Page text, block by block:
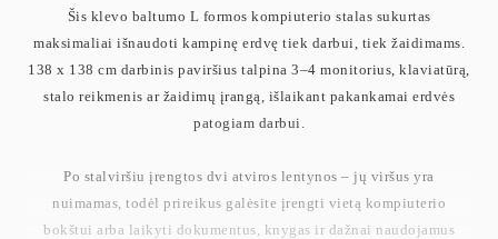
Šis klevo baltumo L formos kompiuterio stalas sukurtas
maksimaliai išnaudoti kampinę erdvę tiek darbui, tiek žaidimams.
138 x 138 cm darbinis paviršius talpina 3–4 monitorius, klaviatūrą,
stalo reikmenis ar žaidimų įrangą, išlaikant pakankamai erdvės
patogiam darbui.
Po stalviršiu įrengtos dvi atviros lentynos – jų viršus yra
nuimamas, todėl prireikus galėsite įrengti vietą kompiuterio
bokštui arba laikyti dokumentus, knygas ir dažnai naudojamus